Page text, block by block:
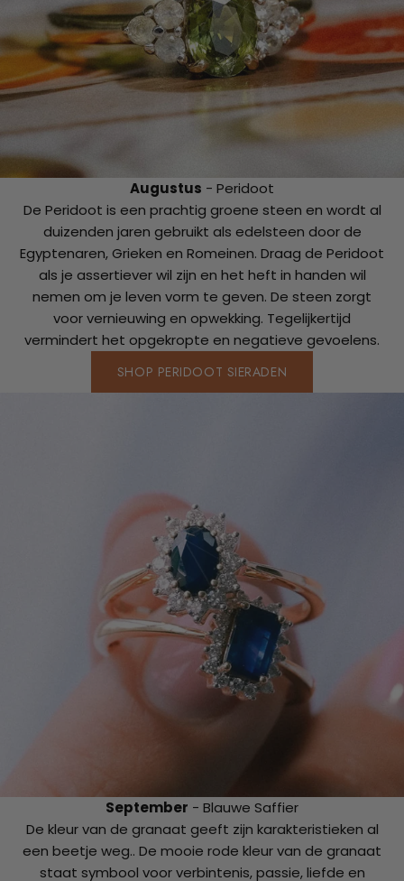
Augustus - Peridoot
De Peridoot is een prachtig groene steen en wordt al
duizenden jaren gebruikt als edelsteen door de
Egyptenaren, Grieken en Romeinen. Draag de Peridoot
als je assertiever wil zijn en het heft in handen wil
nemen om je leven vorm te geven. De steen zorgt
voor vernieuwing en opwekking. Tegelijkertijd
vermindert het opgekropte en negatieve gevoelens.
SHOP PERIDOOT SIERADEN
September - Blauwe Saffier
De kleur van de granaat geeft zijn karakteristieken al
een beetje weg.. De mooie rode kleur van de granaat
staat symbool voor verbintenis, passie, liefde en